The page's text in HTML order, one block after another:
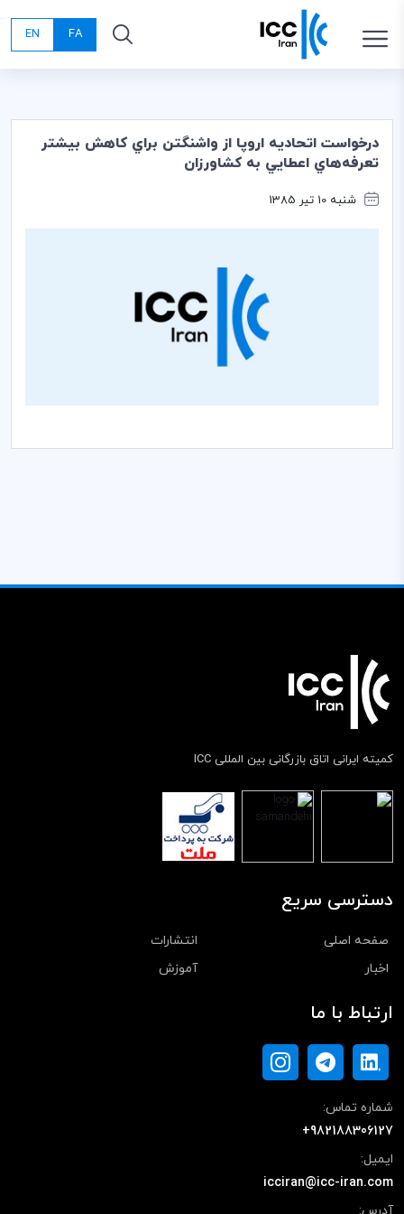
FA
EN
درخواست اتحاديه اروپا از واشنگتن براي كاهش بيشتر
تعرفه‌هاي اعطايي به كشاورزان
شنبه 10 تیر 1385
کمیته ایرانی اتاق بازرگانی بین المللی ICC
دسترسی سریع
صفحه اصلی
انتشارات
اخبار
آموزش
ارتباط با ما
شماره تماس:
+982188306127
ایمیل:
icciran@icc-iran.com